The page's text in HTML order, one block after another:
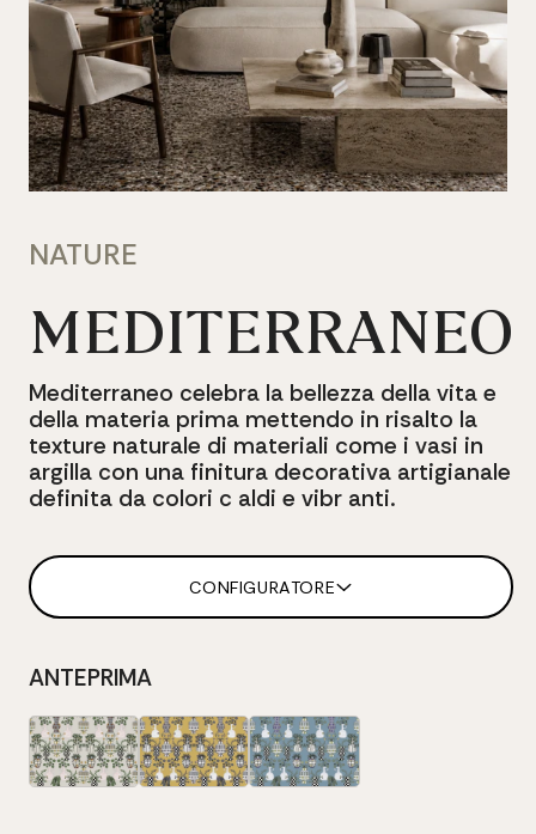
NATURE
MEDITERRANEO
Mediterraneo celebra la bellezza della vita e
della materia prima mettendo in risalto la
texture naturale di materiali come i vasi in
argilla con una finitura decorativa artigianale
definita da colori c aldi e vibr anti.
CONFIGURATORE
ANTEPRIMA